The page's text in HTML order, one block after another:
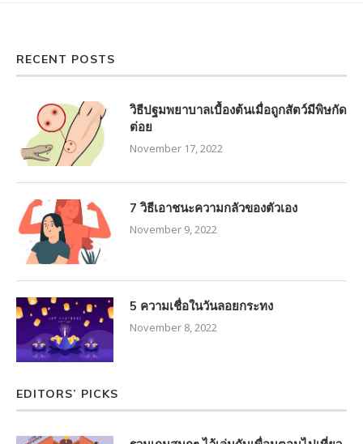
RECENT POSTS
วิธีปฐมพยาบาลเบื้องต้นเมื่อถูกสัตว์มีพิษกัด
ต่อย
November 17, 2022
7 วิธีเอาชนะความกลัวของตัวเอง
November 9, 2022
5 ความเชื่อในวันลอยกระทง
November 8, 2022
EDITORS’ PICKS